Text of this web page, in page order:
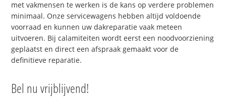
met vakmensen te werken is de kans op verdere problemen
minimaal. Onze servicewagens hebben altijd voldoende
voorraad en kunnen uw dakreparatie vaak meteen
uitvoeren. Bij calamiteiten wordt eerst een noodvoorziening
geplaatst en direct een afspraak gemaakt voor de
definitieve reparatie.
Bel nu vrijblijvend!